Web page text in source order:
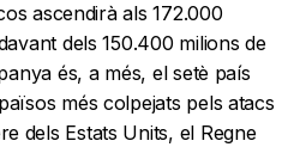
ascendirà als 172.000
dels 150.400 milions de
és, a més, el setè país
més colpejats pels atacs
dels Estats Units, el Regne